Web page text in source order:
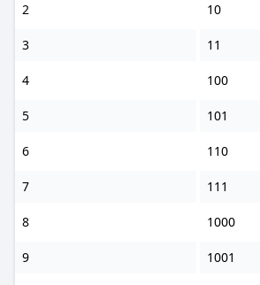
2 10
3 11
4 100
5 101
6 110
7 111
8 1000
9 1001